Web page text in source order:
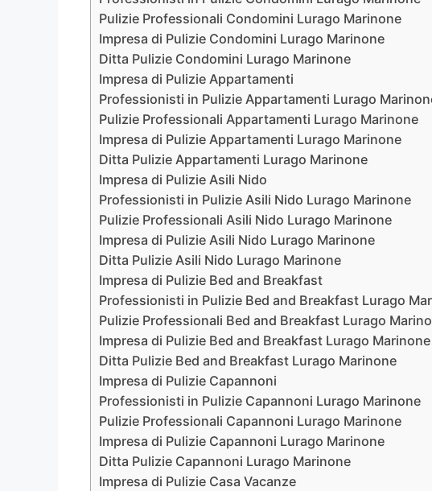
Pulizie Professionali Condomini Lurago Marinone
Impresa di Pulizie Condomini Lurago Marinone
Ditta Pulizie Condomini Lurago Marinone
Impresa di Pulizie Appartamenti
Professionisti in Pulizie Appartamenti Lurago
Pulizie Professionali Appartamenti Lurago Marinone
Impresa di Pulizie Appartamenti Lurago Marinone
Ditta Pulizie Appartamenti Lurago Marinone
Impresa di Pulizie Asili Nido
Professionisti in Pulizie Asili Nido Lurago Marinone
Pulizie Professionali Asili Nido Lurago Marinone
Impresa di Pulizie Asili Nido Lurago Marinone
Ditta Pulizie Asili Nido Lurago Marinone
Impresa di Pulizie Bed and Breakfast
Professionisti in Pulizie Bed and Breakfast Lurago
Pulizie Professionali Bed and Breakfast Lurago
Impresa di Pulizie Bed and Breakfast Lurago Marinone
Ditta Pulizie Bed and Breakfast Lurago Marinone
Impresa di Pulizie Capannoni
Professionisti in Pulizie Capannoni Lurago Marinone
Pulizie Professionali Capannoni Lurago Marinone
Impresa di Pulizie Capannoni Lurago Marinone
Ditta Pulizie Capannoni Lurago Marinone
Impresa di Pulizie Casa Vacanze